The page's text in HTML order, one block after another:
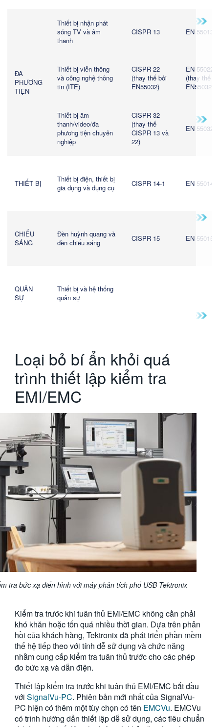
ĐA
PHƯƠNG
TIỆN
Thiết bị nhận phát
sóng TV và âm
thanh
CISPR 13 EN 55013
Thiết bị viễn thông
và công nghệ thông
tin (ITE)
CISPR 22
(thay thế bởi
EN55032)
EN 55022
(thay thế
EN55032)
Thiết bị âm
thanh/video/đa
phương tiện chuyên
nghiệp
CISPR 32
(thay thế
CISPR 13 và
22)
EN 55032
THIẾT BỊ
Thiết bị điện, thiết bị
gia dụng và dụng cụ
CISPR 14-1 EN 55014-1
CHIẾU
SÁNG
Đèn huỳnh quang và
đèn chiếu sáng
CISPR 15 EN 55015
QUÂN
SỰ
Thiết bị và hệ thống
quân sự
Loại bỏ bí ẩn khỏi quá
trình thiết lập kiểm tra
EMI/EMC
tra bức xạ điển hình với máy phân tích phổ USB Tektronix
Kiểm tra trước khi tuân thủ EMI/EMC không cần phải
khó khăn hoặc tốn quá nhiều thời gian. Dựa trên phản
hồi của khách hàng, Tektronix đã phát triển phần mềm
thế hệ tiếp theo với tính dễ sử dụng và chức năng
nhằm cung cấp kiểm tra tuân thủ trước cho các phép
đo bức xạ và dẫn điện.
Thiết lập kiểm tra trước khi tuân thủ EMI/EMC bắt đầu
với SignalVu-PC. Phiên bản mới nhất của SignalVu-
PC hiện có thêm một tùy chọn có tên EMCVu. EMCVu
có trình hướng dẫn thiết lập dễ sử dụng, các tiêu chuẩn